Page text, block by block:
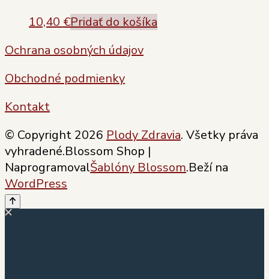
10,40 €Pridať do košíka
Ochrana osobných údajov
Obchodné podmienky
Kontakt
© Copyright 2026 Plody Zdravia. Všetky práva
vyhradené.Blossom Shop |
NaprogramovalŠablóny Blossom.Beží na
WordPress